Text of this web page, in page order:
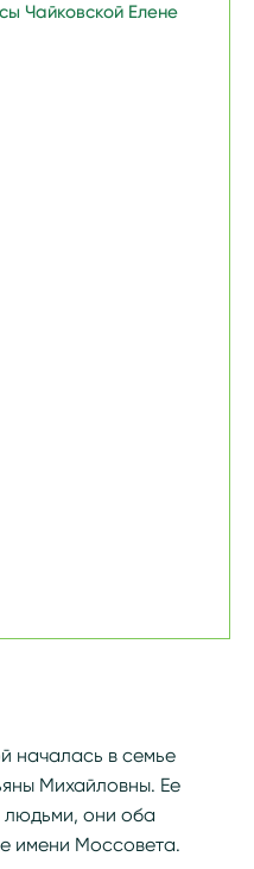
Чайковской Елене
началась в семье
Михайловны. Ее
людьми, они оба
имени Моссовета.